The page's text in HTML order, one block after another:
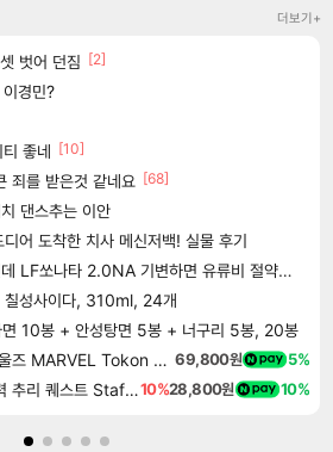
더보기+
벗어 던짐 [2]
경민?
좋네 [10]
죄를 받은것 같네요 [68]
댄스추는 이안
어 도착한 치사 메신저백! 실물 후기
타 2.0NA 기변하면 유류비 절약이 얼마나 될까요..?
칠성사이다, 310ml, 24개
10봉 + 안성탕면 5봉 + 너구리 5봉, 20봉
마블 투혼 파이팅 소울즈 MARVEL Tokon Fighting Souls 69,800원 5%
스테퍼 레트로 초능력 추리 퀘스트 Staffer Retro A Supernatural Mystery Quest10%28,800원 10%